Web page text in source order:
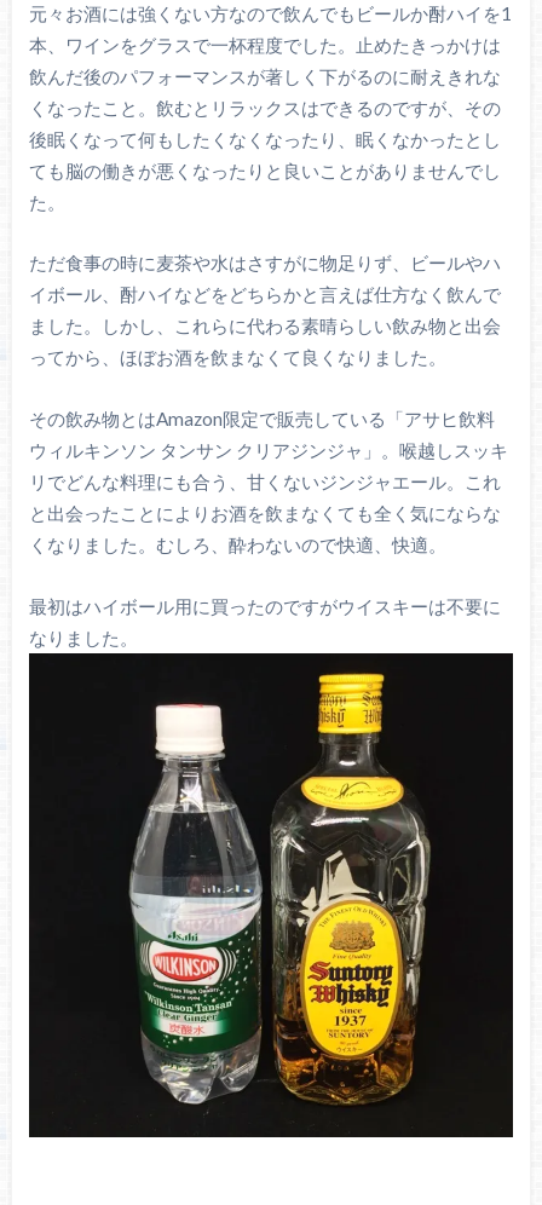
元々お酒には強くない方なので飲んでもビールか酎ハイを1
本、ワインをグラスで一杯程度でした。止めたきっかけは
飲んだ後のパフォーマンスが著しく下がるのに耐えきれな
くなったこと。飲むとリラックスはできるのですが、その
後眠くなって何もしたくなくなったり、眠くなかったとし
ても脳の働きが悪くなったりと良いことがありませんでし
た。
ただ食事の時に麦茶や水はさすがに物足りず、ビールやハ
イボール、酎ハイなどをどちらかと言えば仕方なく飲んで
ました。しかし、これらに代わる素晴らしい飲み物と出会
ってから、ほぼお酒を飲まなくて良くなりました。
その飲み物とはAmazon限定で販売している「アサヒ飲料
ウィルキンソン タンサン クリアジンジャ」。喉越しスッキ
リでどんな料理にも合う、甘くないジンジャエール。これ
と出会ったことによりお酒を飲まなくても全く気にならな
くなりました。むしろ、酔わないので快適、快適。
最初はハイボール用に買ったのですがウイスキーは不要に
なりました。